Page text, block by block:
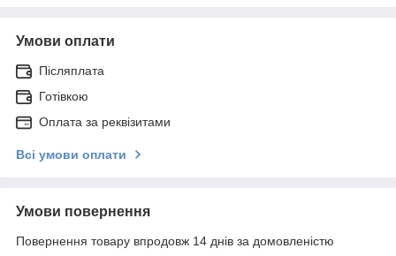
Умови оплати
Післяплата
Готівкою
Оплата за реквізитами
Всі умови оплати
Умови повернення
Повернення товару впродовж 14 днів за домовленістю